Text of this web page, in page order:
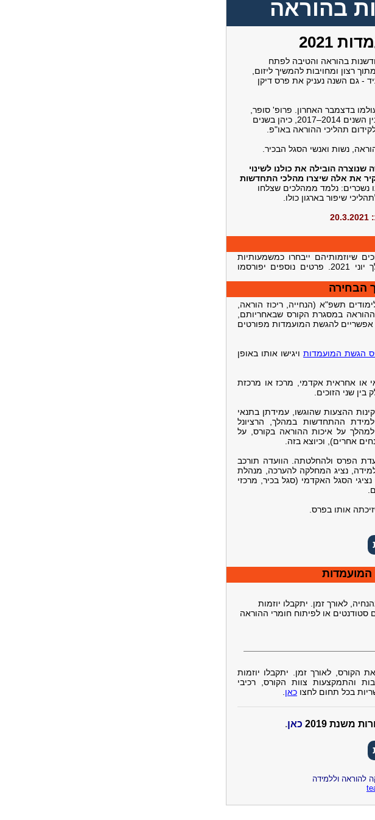
בהוראה
2021
בהוראה והטיבה לפתח
רצון ומחויבות להמשיך ליזום,
- גם השנה נעניק את פרס דיקן
בדצמבר האחרון. פרופ' סופר,
השנים 2014–2017, כי
הן בשנים
תהליכי ההוראה באו"פ.
נשות ואנשי הסגל הבכיר.
הובילה את כולנו לשינוי
את אלה שיצרו מהלכי התחדשות
נשכרים: נלמד ממהלכים שצלחו
שיפור בארגון כולו.
לשבעה זוכים שיוזמותיהם ייבחרו כמשמעותיות
במיוחד. הפרסים יחולקו במפגש הוקרה שיתקיים במהלך יוני 2021. פרטים נוספים יפורסמו
הבחירה
תשפ"א (הנחייה, ריכוז הוראה,
במסגרת הקורס שבאחריותם,
אפשריים להגשת המועמדות מפורטים
הגשת המועמדות ויגישו אותו באופן
או אחראית אקדמי, מרכז או מרכזת
שני הזוכים.
ההצעות שהוגשו, עמידתן בתנאי
למידת ההתחדשות במהלך, הרציונל
על איכות ההוראה בקורס, על
אחרים), וכיוצא בזה.
הפרס ולהחלטתה. הוועדה תורכב
נציג המחלקה להערכה, מנהלת
נציגי הסגל האקדמי (סגל בכיר, מרכזי
אותו בפרס.
לאורך זמן. יתקבלו יוזמות
סטודנטים או לפיתוח חומרי ההוראה
הקורס, לאורך זמן. יתקבלו יוזמות
והתמקצעות צוות הקורס, רכיבי
בכל תחום לחצו כאן
משנת 2019 כאן.
להוראה וללמידה